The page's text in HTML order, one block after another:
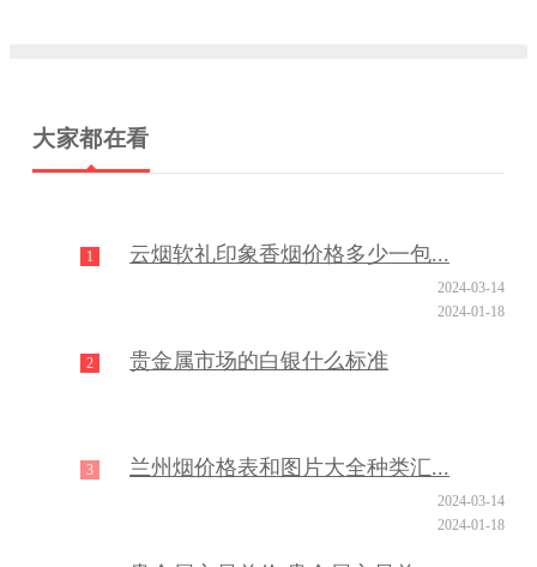
大家都在看
1 云烟软礼印象香烟价格多少一包...
2024-03-14
2 贵金属市场的白银什么标准
2024-01-18
3 兰州烟价格表和图片大全种类汇...
2024-03-14
2024-01-18